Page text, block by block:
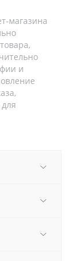
магазина
и